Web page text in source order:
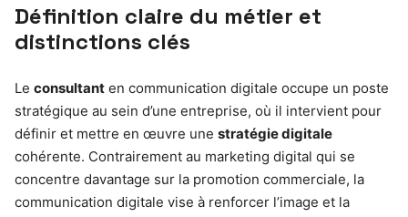
Définition claire du métier et
distinctions clés
Le consultant en communication digitale occupe un poste
stratégique au sein d’une entreprise, où il intervient pour
définir et mettre en œuvre une stratégie digitale
cohérente. Contrairement au marketing digital qui se
concentre davantage sur la promotion commerciale, la
communication digitale vise à renforcer l’image et la